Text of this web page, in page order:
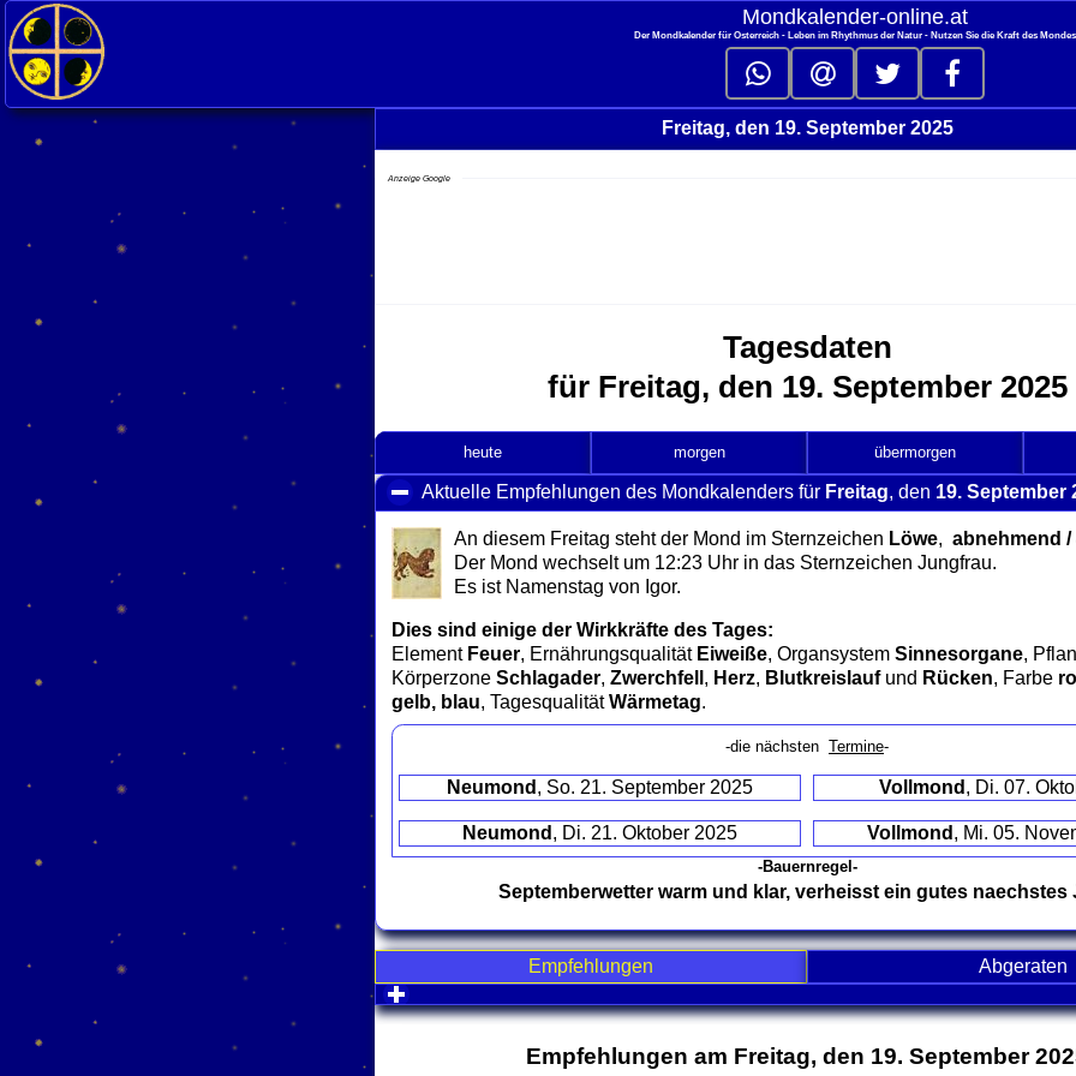
< Mondkalender‑online.at
Der Mondkalender für Österreich - Leben im Rhythmus der Natur - Nutzen Sie die Kraft des Mondes
Freitag, den 19. September 2025
Anzeige Google
Tagesdaten
für Freitag, den 19. September 2025
heute morgen übermorgen
Aktuelle Empfehlungen des Mondkalenders für Freitag, den 19. September
An diesem Freitag steht der Mond im Sternzeichen Löwe, abnehmend /
Der Mond wechselt um 12:23 Uhr in das Sternzeichen Jungfrau.
Es ist Namenstag von Igor.
Dies sind einige der Wirkkräfte des Tages:
Element Feuer, Ernährungsqualität Eiweiße, Organsystem Sinnesorgane,
Körperzone Schlagader, Zwerchfell , Herz, Blutkreislaufund Rücken, Farbe
gelb, blau, TagesqualitätWärmetag.
-die nächsten Termine-
Neumond , So. 21. September 2025 Vollmond , Di. 07.
Neumond , Di. 21. Oktober 2025 Vollmond , Mi. 05.
-Bauernregel-
Septemberwetter warm und klar, verheisst ein gutes naechstes
Empfehlungen
Abgeraten
click to expand contents
Empfehlungen am Freitag, den 19. September